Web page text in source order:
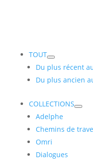
TOUT
Du plus récent
Du plus ancien
COLLECTIONS
Adelphe
Chemins de
Omri
Dialogues